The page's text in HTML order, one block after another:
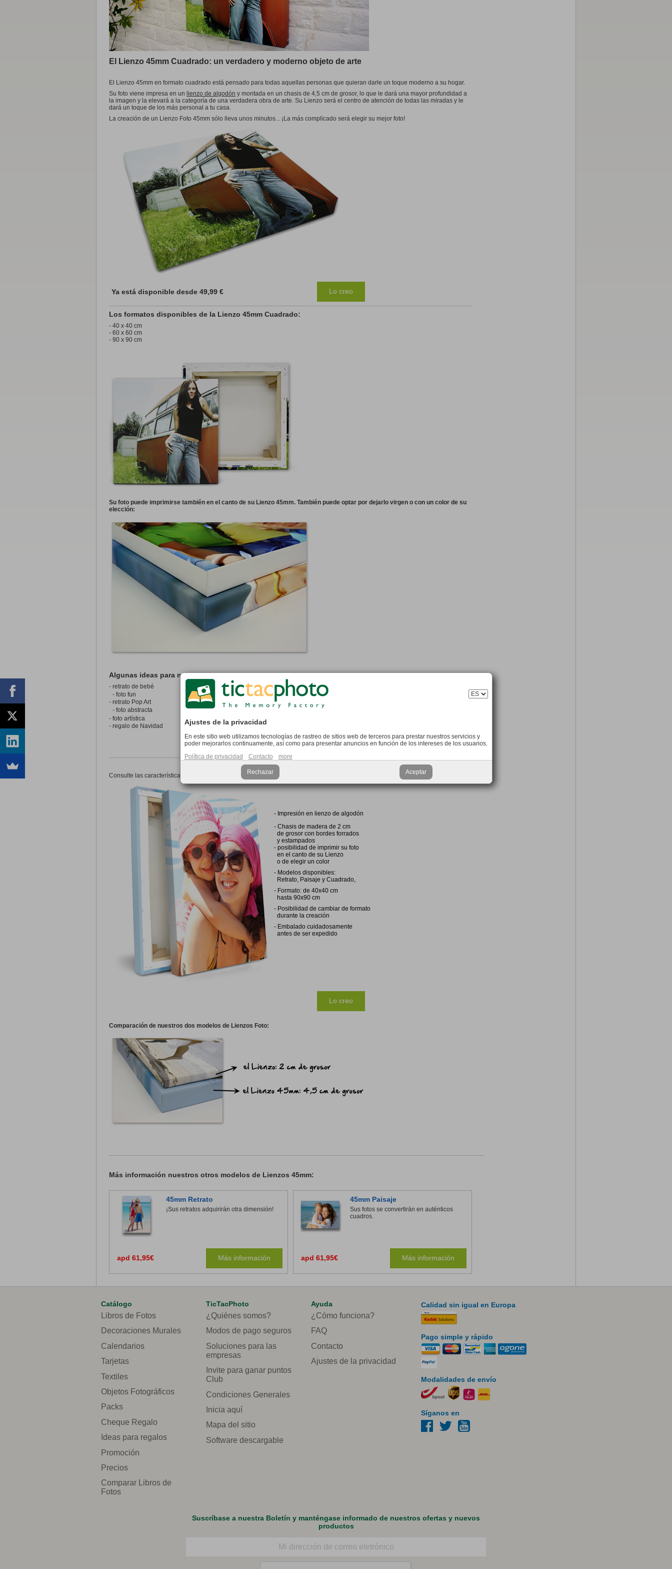
A4
22x30,2cm Tapa dura (Regular)
A3
30,7x42,5cm Tapa dura (Regular)
TIPO DE LIBROS DE FOTOS
Premium Classic(Tapa Dura) BEST SELLER!
Premium Contemporary(Tapa Dura) BEST SELLER!
Casual (Cubierta Suave)
OTRO
Cajas de Lujopara Libros de Fotos
Pack
Plexi
Retrato
de 20x30cm hasta 90x135cm
Paisaje
de 30x20cm hasta 135x90cm
Cuadrado
de 30x30cm hasta 90x90cm
A Medida
hasta 100x150cm EXCLUSIVO!
Múltiple
de 30x30cm hasta 90x120cm
Dibond®
Paisaje
de 30x20cm hasta 135x90cm
de 30x30cm hasta 90x90cm
A Medida
hasta 100x150cm EXCLUSIVO!
Múltiple de 20x20cm hasta 90x120cm
Retreto A5
14,8x21cm
Panorámico
32x11cm
Caja de cervezas
Otros
Juguetes
Foto Puzzles
El Lienzo 45mm Cuadrado: un verdadero y moderno objeto de arte
El Lienzo 45mm en formato cuadrado está pensado para todas aquellas personas que quieran darle un toque moderno a su hogar.
Su foto viene impresa en un lienzo de algodón y montada en un chasis de 4,5 cm de grosor, lo que le dará una mayor profundidad a
la imagen y la elevará a la categoría de una verdadera obra de arte. Su Lienzo será el centro de atención de todas las miradas y le
dará un toque de los más personal a tu casa.
La creación de un Lienzo Foto 45mm sólo lleva unos minutos... ¡La más complicado será elegir su mejor foto!
Ya está disponible desde 49,99 € Lo creo
Los formatos disponibles de la Lienzo 45mm Cuadrado:
- 40 x 40 cm
- 60 x 60 cm
- 90 x 90 cm
Su foto puede imprimirse también en el canto de su Lienzo 45mm. También puede optar por dejarlo virgen o con un color de su
elección:
Algunas ideas para mi Lienzo 45mm Cuadrado:
- retrato de bebé
- foto fun
- retrato Pop Art
- foto abstracta
- foto artística
- regalo de Navidad
Lo creo
Consulte las características de la foto Lienzo 45mm:
- Impresión en lienzo de algodón
- Chasis de madera de 2 cm
de grosor con bordes forrados
y estampados
- posibilidad de imprimir su foto
en el canto de su Lienzo
o de elegir un color
- Modelos disponibles:
Retrato, Paisaje y Cuadrado,
- Formato: de 40x40 cm
hasta 90x90 cm
- Posibilidad de cambiar de formato
durante la creación
- Embalado cuidadosamente
antes de ser expedido
Lo creo
Comparación de nuestros dos modelos de Lienzos Foto:
Más información nuestros otros modelos de Lienzos 45mm:
45mm Retrato
¡Sus retratos adquirirán otra dimensión!
apd 61,95€ Más información
45mm Paisaje
Sus fotos se convertirán en auténticos
cuadros.
apd 61,95€ Más información
Catálogo
Libros de Fotos
Decoraciones Murales
Calendarios
Tarjetas
Textiles
Objetos Fotográficos
Packs
Cheque Regalo
Ideas para regalos
Promoción
Precios
Comparar Libros de
Fotos
TicTacPhoto
¿Quiénes somos?
Modos de pago seguros
Soluciones para las
empresas
Invite para ganar puntos
Club
Condiciones Generales
Inicia aquí
Mapa del sitio
Software descargable
Ayuda
¿Cómo funciona?
FAQ
Contacto
Ajustes de la privacidad
Calidad sin igual en Europa
Pago simple y rápido
Modalidades de envío
Síganos en
Ajustes de la privacidad
En este sitio web utilizamos tecnologías de rastreo de sitios web de terceros para prestar nuestros servicios y
poder mejorarlos continuamente, así como para presentar anuncios en función de los intereses de los usuarios.
Política de privacidad
Contacto more
Rechazar Aceptar
Suscríbase a nuestra Boletín y manténgase informado de nuestros ofertas y nuevos
productos